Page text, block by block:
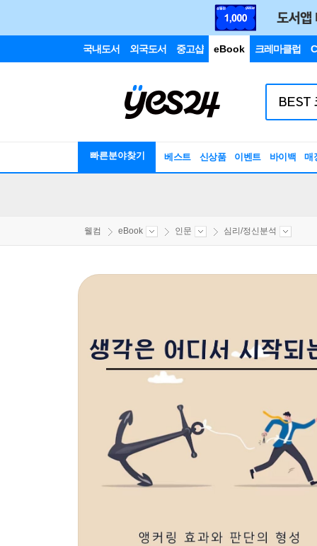
국내도서 외국도서 중고샵 eBook 크레마클럽
빠른분야찾기 베스트 신상품 이벤트 바이백 매
웰컴 eBook 인문 심리/정신분석